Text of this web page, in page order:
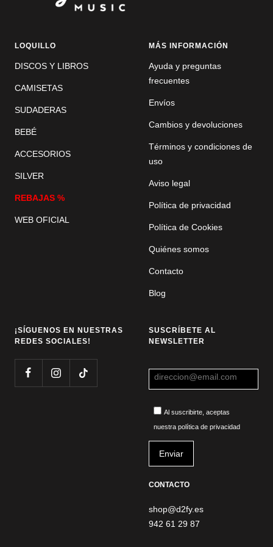
LOQUILLO
DISCOS Y LIBROS
CAMISETAS
SUDADERAS
BEBÉ
ACCESORIOS
SILVER
REBAJAS %
WEB OFICIAL
MÁS INFORMACIÓN
Ayuda y preguntas
frecuentes
Envíos
Cambios y devoluciones
Términos y condiciones de
uso
Aviso legal
Política de privacidad
Política de Cookies
Quiénes somos
Contacto
Blog
¡SÍGUENOS EN NUESTRAS
REDES SOCIALES!
SUSCRÍBETE AL
NEWSLETTER
Al suscribirte, aceptas
nuestra política de privacidad
CONTACTO
shop@d2fy.es
942 61 29 87